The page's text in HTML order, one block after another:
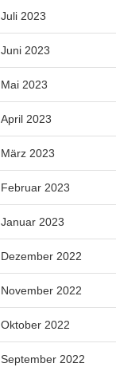
Juli 2023
Juni 2023
Mai 2023
April 2023
März 2023
Februar 2023
Januar 2023
Dezember 2022
November 2022
Oktober 2022
September 2022